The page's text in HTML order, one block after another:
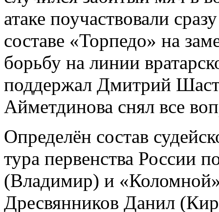
атаке поучаствовали
составе «Торпедо» на
борьбу на линии
поддержал Дмитрий
Айметдинова снял все
Определён состав
тура первенства России
(Владимир) и
Дресвянников Данил